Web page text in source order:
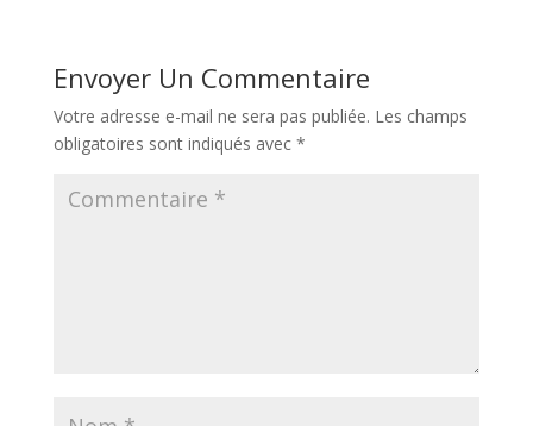
Envoyer Un Commentaire
Votre adresse e-mail ne sera pas publiée. Les champs
obligatoires sont indiqués avec *